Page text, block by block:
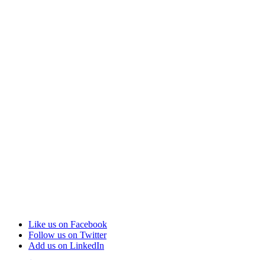
Like us on Facebook
Follow us on Twitter
Add us on LinkedIn